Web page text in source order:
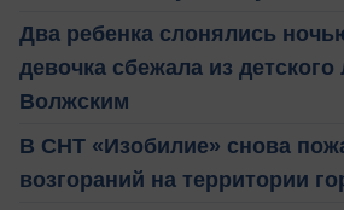
Два ребенка слонялись
девочка сбежала из детского
Волжским
В СНТ «Изобилие» снова
возгораний на территории